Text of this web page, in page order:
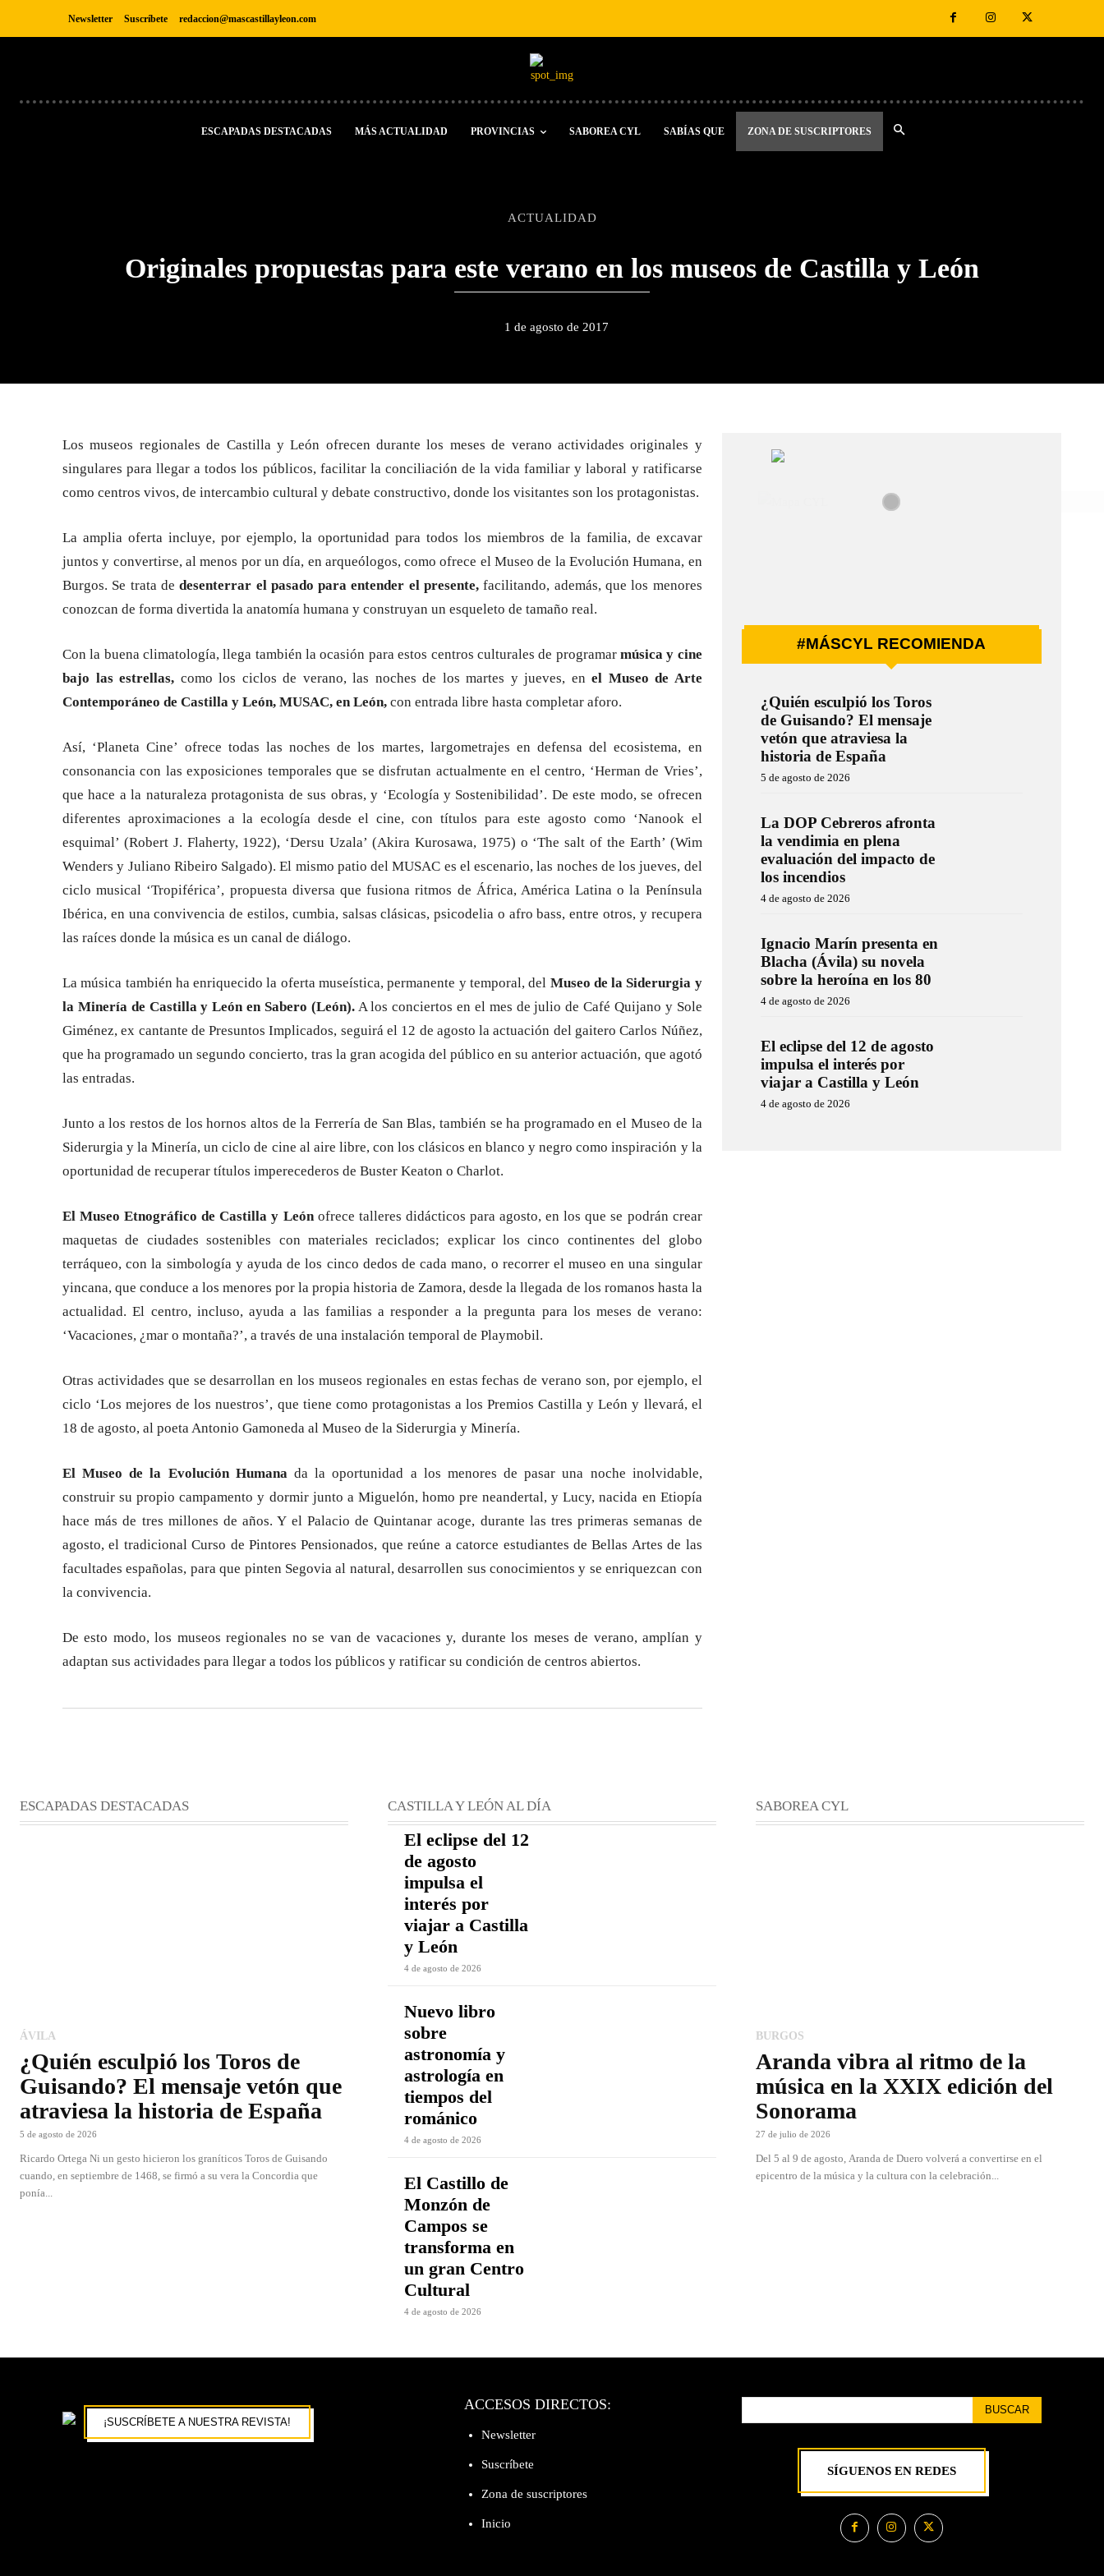
Newsletter Suscríbete redaccion@mascastillayleon.com
ESCAPADAS DESTACADAS MÁS ACTUALIDAD PROVINCIAS SABOREA CYL SABÍAS QUE ZONA DE SUSCRIPTORES
ACTUALIDAD
Originales propuestas para este verano en los museos de Castilla y León
1 de agosto de 2017
Los museos regionales de Castilla y León ofrecen durante los meses de verano actividades originales y
singulares para llegar a todos los públicos, facilitar la conciliación de la vida familiar y laboral y ratificarse
como centros vivos, de intercambio cultural y debate constructivo, donde los visitantes son los protagonistas.
La amplia oferta incluye, por ejemplo, la oportunidad para todos los miembros de la familia, de excavar
juntos y convertirse, al menos por un día, en arqueólogos, como ofrece el Museo de la Evolución Humana, en
Burgos. Se trata dedesenterrar el pasado para entender el presente, facilitando, además, que los menores
conozcan de forma divertida la anatomía humana y construyan un esqueleto de tamaño real.
Con la buena climatología, llega también la ocasión para estos centros culturales de programar música y cine
bajo las estrellas, como los ciclos de verano, las noches de los martes y jueves, enel Museo de Arte
Contemporáneo de Castilla y León, MUSAC, en León, con entrada libre hasta completar aforo.
Así, ‘Planeta Cine’ ofrece todas las noches de los martes, largometrajes en defensa del ecosistema, en
consonancia con las exposiciones temporales que se disfrutan actualmente en el centro, ‘Herman de Vries’,
que hace a la naturaleza protagonista de sus obras, y ‘Ecología y Sostenibilidad’. De este modo, se ofrecen
diferentes aproximaciones a la ecología desde el cine, con títulos para este agosto como ‘Nanook el
esquimal’ (Robert J. Flaherty, 1922), ‘Dersu Uzala’ (Akira Kurosawa, 1975) o ‘The salt of the Earth’ (Wim
Wenders y Juliano Ribeiro Salgado). El mismo patio del MUSAC es el escenario, las noches de los jueves, del
ciclo musical ‘Tropiférica’, propuesta diversa que fusiona ritmos de África, América Latina o la Península
Ibérica, en una convivencia de estilos, cumbia, salsas clásicas, psicodelia o afro bass, entre otros, y recupera
las raíces donde la música es un canal de diálogo.
La música también ha enriquecido la oferta museística, permanente y temporal, del Museo de la Siderurgia y
la Minería de Castilla y León en Sabero (León).A los conciertos en el mes de julio de Café Quijano y Sole
Giménez, ex cantante de Presuntos Implicados, seguirá el 12 de agosto la actuación del gaitero Carlos Núñez,
que ha programado un segundo concierto, tras la gran acogida del público en su anterior actuación, que agotó
las entradas.
Junto a los restos de los hornos altos de la Ferrería de San Blas, también se ha programado en el Museo de la
Siderurgia y la Minería, un ciclo de cine al aire libre, con los clásicos en blanco y negro como inspiración y la
oportunidad de recuperar títulos imperecederos de Buster Keaton o Charlot.
El Museo Etnográfico de Castilla y Leónofrece talleres didácticos para agosto, en los que se podrán crear
maquetas de ciudades sostenibles con materiales reciclados; explicar los cinco continentes del globo
terráqueo, con la simbología y ayuda de los cinco dedos de cada mano, o recorrer el museo en una singular
yincana, que conduce a los menores por la propia historia de Zamora, desde la llegada de los romanos hasta la
actualidad. El centro, incluso, ayuda a las familias a responder a la pregunta para los meses de verano:
‘Vacaciones, ¿mar o montaña?’, a través de una instalación temporal de Playmobil.
Otras actividades que se desarrollan en los museos regionales en estas fechas de verano son, por ejemplo, el
ciclo ‘Los mejores de los nuestros’, que tiene como protagonistas a los Premios Castilla y León y llevará, el
18 de agosto, al poeta Antonio Gamoneda al Museo de la Siderurgia y Minería.
El Museo de la Evolución Humanada la oportunidad a los menores de pasar una noche inolvidable,
construir su propio campamento y dormir junto a Miguelón, homo pre neandertal, y Lucy, nacida en Etiopía
hace más de tres millones de años. Y el Palacio de Quintanar acoge, durante las tres primeras semanas de
agosto, el tradicional Curso de Pintores Pensionados, que reúne a catorce estudiantes de Bellas Artes de las
facultades españolas, para que pinten Segovia al natural, desarrollen sus conocimientos y se enriquezcan con
la convivencia.
De esto modo, los museos regionales no se van de vacaciones y, durante los meses de verano, amplían y
adaptan sus actividades para llegar a todos los públicos y ratificar su condición de centros abiertos.
#MÁSCYL RECOMIENDA
¿Quién esculpió los Toros
de Guisando? El mensaje
vetón que atraviesa la
historia de España
5 de agosto de 2026
La DOP Cebreros afronta
la vendimia en plena
evaluación del impacto de
los incendios
4 de agosto de 2026
Ignacio Marín presenta en
Blacha (Ávila) su novela
sobre la heroína en los 80
4 de agosto de 2026
El eclipse del 12 de agosto
impulsa el interés por
viajar a Castilla y León
4 de agosto de 2026
ESCAPADAS DESTACADAS
ÁVILA
¿Quién esculpió los Toros de
Guisando? El mensaje vetón que
atraviesa la historia de España
5 de agosto de 2026
Ricardo Ortega Ni un gesto hicieron los graníticos Toros de Guisando
cuando, en septiembre de 1468, se firmó a su vera la Concordia que
ponía...
CASTILLA Y LEÓN AL DÍA
El eclipse del 12
de agosto
impulsa el
interés por
viajar a Castilla
y León
4 de agosto de 2026
Nuevo libro
sobre
astronomía y
astrología en
tiempos del
románico
4 de agosto de 2026
El Castillo de
Monzón de
Campos se
transforma en
un gran Centro
Cultural
4 de agosto de 2026
SABOREA CYL
BURGOS
Aranda vibra al ritmo de la
música en la XXIX edición del
Sonorama
27 de julio de 2026
Del 5 al 9 de agosto, Aranda de Duero volverá a convertirse en el
epicentro de la música y la cultura con la celebración...
¡SUSCRÍBETE A NUESTRA REVISTA!
ACCESOS DIRECTOS:
Newsletter
Suscríbete
Zona de suscriptores
Inicio
BUSCAR
SÍGUENOS EN REDES